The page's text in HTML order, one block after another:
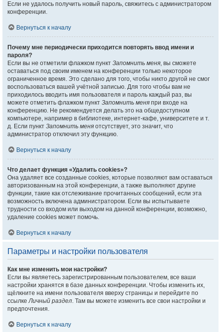
Если не удалось получить новый пароль, свяжитесь с администратором
конференции.
Вернуться к началу
Почему мне периодически приходится повторять ввод имени и
пароля?
Если вы не отметили флажком пункт Запомнить меня, вы сможете
оставаться под своим именем на конференции только некоторое
ограниченное время. Это сделано для того, чтобы никто другой не смог
воспользоваться вашей учётной записью. Для того чтобы вам не
приходилось вводить имя пользователя и пароль каждый раз, вы
можете отметить флажком пункт Запомнить меня при входе на
конференцию. Не рекомендуется делать это на общедоступном
компьютере, например в библиотеке, интернет-кафе, университете и т.
д. Если пункт Запомнить меня отсутствует, это значит, что
администратор отключил эту функцию.
Вернуться к началу
Что делает функция «Удалить cookies»?
Она удаляет все созданные cookies, которые позволяют вам оставаться
авторизованным на этой конференции, а также выполняют другие
функции, такие как отслеживание прочитанных сообщений, если эта
возможность включена администратором. Если вы испытываете
трудности со входом или выходом на данной конференции, возможно,
удаление cookies может помочь.
Вернуться к началу
Параметры и настройки пользователя
Как мне изменить мои настройки?
Если вы являетесь зарегистрированным пользователем, все ваши
настройки хранятся в базе данных конференции. Чтобы изменить их,
щёлкните на имени пользователя вверху страницы и перейдите по
ссылкеЛичный раздел. Там вы можете изменить все свои настройки и
предпочтения.
Вернуться к началу